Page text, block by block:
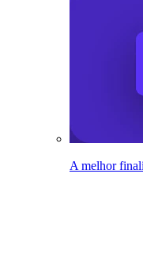
A melhor